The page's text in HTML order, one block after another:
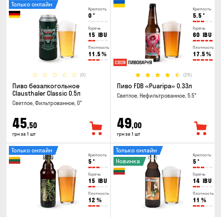
Крепость
0 °
Горечь
15 IBU
Плотность
11.5 %
(0)
Только онлайн
Пиво безалкогольное
Clausthaler Classic 0.5л
Светлое, Фильтрованное, 0°
45,50
грн за 1 шт
Крепость
5.5 °
Горечь
60 IBU
Плотность
17.5 %
(26)
Пиво FDB «Puaripa» 0.33л
Светлое, Нефильтрованное, 5.5°
49,00
грн за 1 шт
Крепость
5 °
Горечь
15 IBU
Плотность
12 %
Только онлайн
Крепость
5 °
Горечь
14 IBU
Плотность
11 %
Только онлайн
Новинка